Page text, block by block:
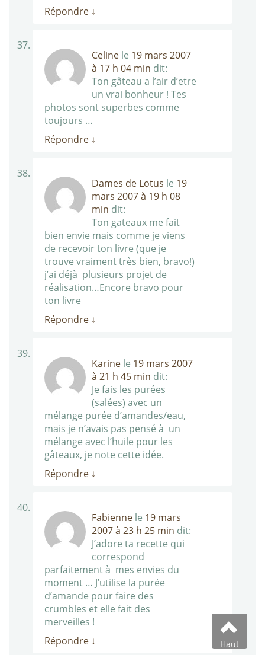
Répondre ↓
Celine le 19 mars 2007
à 17 h 04 min dit:
Ton gâteau a l’air d’etre
un vrai bonheur ! Tes
photos sont superbes comme
toujours …
Répondre ↓
Dames de Lotus le 19
mars 2007 à 19 h 08
min dit:
Ton gateaux me fait
bien envie mais comme je viens
de recevoir ton livre (que je
trouve vraiment très bien, bravo!)
j’ai déjà plusieurs projet de
réalisation…Encore bravo pour
ton livre
Répondre ↓
Karine le 19 mars 2007
à 21 h 45 min dit:
Je fais les purées
(salées) avec un
mélange purée d’amandes/eau,
mais je n’avais pas pensé à un
mélange avec l’huile pour les
gâteaux, je note cette idée.
Répondre ↓
Fabienne le 19 mars
2007 à 23 h 25 min dit:
J’adore ta recette qui
correspond
parfaitement à mes envies du
moment … J’utilise la purée
d’amande pour faire des
crumbles et elle fait des
merveilles !
Répondre ↓ Haut